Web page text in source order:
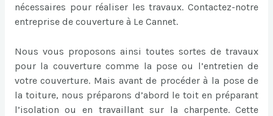
nécessaires pour réaliser les travaux. Contactez-notre
entreprise de couverture à Le Cannet.
Nous vous proposons ainsi toutes sortes de travaux
pour la couverture comme la pose ou l’entretien de
votre couverture. Mais avant de procéder à la pose de
la toiture, nous préparons d’abord le toit en préparant
l’isolation ou en travaillant sur la charpente. Cette